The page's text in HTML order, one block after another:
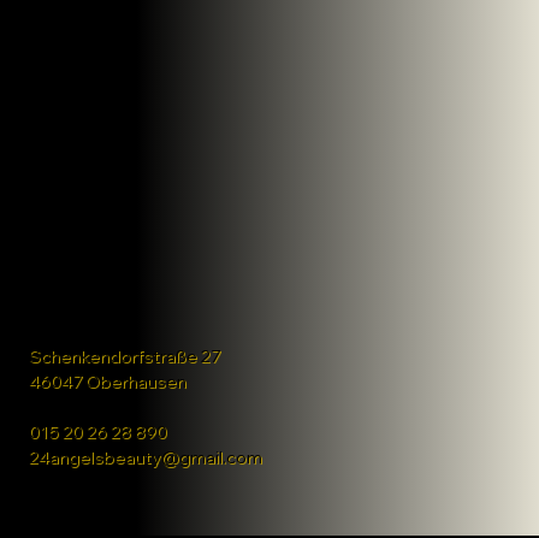
Schenkendorfstraße 27
46047 Oberhausen
015 20 26 28 890
24angelsbeauty@gmail.com